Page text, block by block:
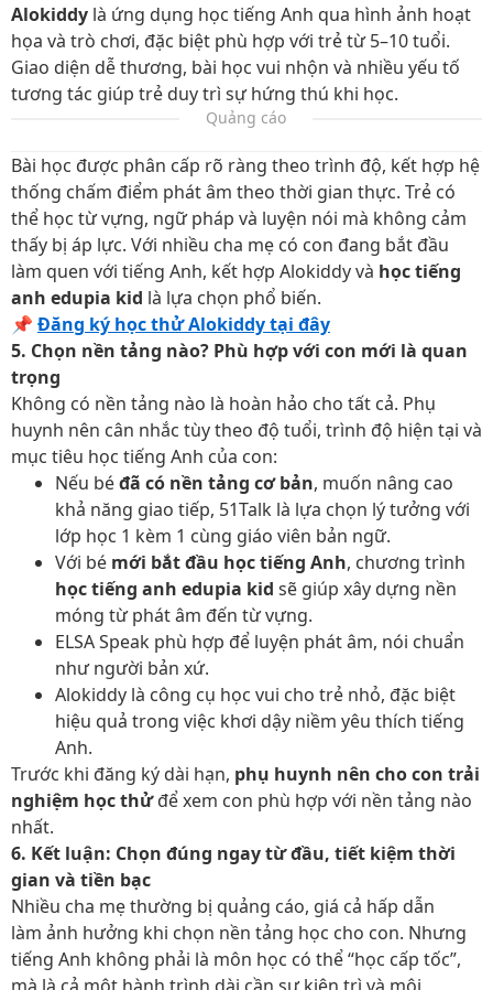
Alokiddy là ứng dụng học tiếng Anh qua hình ảnh hoạt
họa và trò chơi, đặc biệt phù hợp với trẻ từ 5–10 tuổi.
Giao diện dễ thương, bài học vui nhộn và nhiều yếu tố
tương tác giúp trẻ duy trì sự hứng thú khi học.
Quảng cáo
Bài học được phân cấp rõ ràng theo trình độ, kết hợp hệ
thống chấm điểm phát âm theo thời gian thực. Trẻ có
thể học từ vựng, ngữ pháp và luyện nói mà không cảm
thấy bị áp lực. Với nhiều cha mẹ có con đang bắt đầu
làm quen với tiếng Anh, kết hợp Alokiddy và học tiếng
anh edupia kid là lựa chọn phổ biến.
📌 Đăng ký học thử Alokiddy tại đây
5. Chọn nền tảng nào? Phù hợp với con mới là quan
trọng
Không có nền tảng nào là hoàn hảo cho tất cả. Phụ
huynh nên cân nhắc tùy theo độ tuổi, trình độ hiện tại và
mục tiêu học tiếng Anh của con:
Nếu béđã có nền tảng cơ bản, muốn nâng cao
khả năng giao tiếp, 51Talk là lựa chọn lý tưởng với
lớp học 1 kèm 1 cùng giáo viên bản ngữ.
Với bé mới bắt đầu học tiếng Anh, chương trình
học tiếng anh edupia kid sẽ giúp xây dựng nền
móng từ phát âm đến từ vựng.
ELSA Speak phù hợp để luyện phát âm, nói chuẩn
như người bản xứ.
Alokiddy là công cụ học vui cho trẻ nhỏ, đặc biệt
hiệu quả trong việc khơi dậy niềm yêu thích tiếng
Anh.
Trước khi đăng ký dài hạn, phụ huynh nên cho con trải
nghiệm học thửđể xem con phù hợp với nền tảng nào
nhất.
6. Kết luận: Chọn đúng ngay từ đầu, tiết kiệm thời
gian và tiền bạc
Nhiều cha mẹ thường bị quảng cáo, giá cả hấp dẫn
làm ảnh hưởng khi chọn nền tảng học cho con. Nhưng
tiếng Anh không phải là môn học có thể “học cấp tốc”,